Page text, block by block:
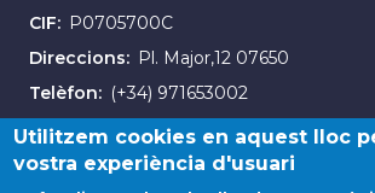
CIF
P0705700C
Direccions
Pl. Major,12 07650
Telèfon
(+34) 971653002
Fax (+34) 971163007
Utilitzem cookies en aquest lloc
vostra experiència d'usuari